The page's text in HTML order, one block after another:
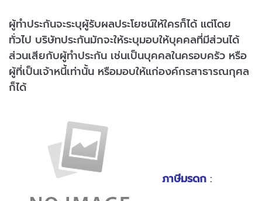
ผู้ทำประกันจะระบุผู้รับผลประโยชน์ให้ใครก็ได้ แต่โดย
ทั่วไป บริษัทประกันมักจะให้ระบุมอบให้บุคคลที่มีส่วนได้
ส่วนเสียกับผู้ทำประกัน เช่นเป็นบุคคลในครอบครัว หรือ
ผู้ที่เป็นเจ้าหนี้เท่านั้น หรือมอบให้แก่องค์กรสาธารณกุศล
ก็ได้
ภาษีมรดก :